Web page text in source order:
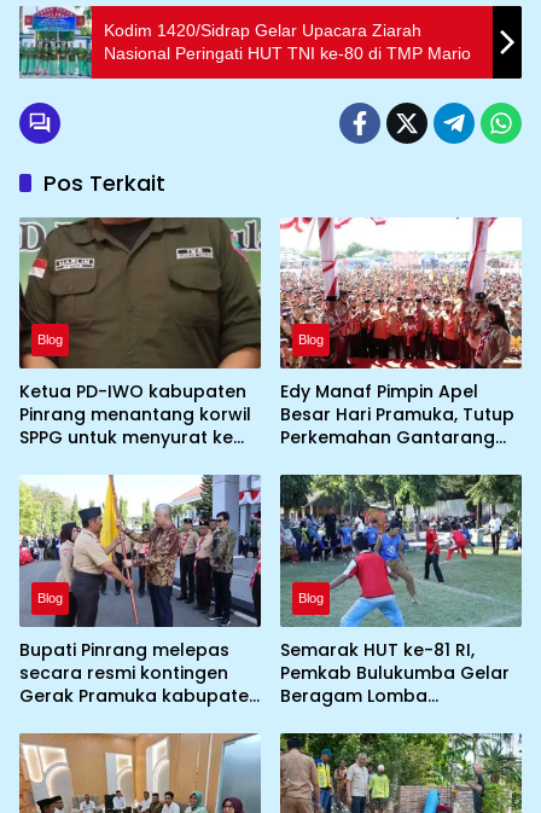
Kodim 1420/Sidrap Gelar Upacara Ziarah
Nasional Peringati HUT TNI ke-80 di TMP Mario
Pos Terkait
Blog
Ketua PD-IWO kabupaten
Pinrang menantang korwil
SPPG untuk menyurat ke
yang tidak memenuhi
syarat standar dan
persyaratan teknis
Blog
Edy Manaf Pimpin Apel
Besar Hari Pramuka, Tutup
Perkemahan Gantarang
Jamnas XII 2026
Blog
Bupati Pinrang melepas
secara resmi kontingen
Gerak Pramuka kabupaten
Nasional ke XII kebumi
perkemahan Cibubur
Blog
Semarak HUT ke-81 RI,
Pemkab Bulukumba Gelar
Beragam Lomba
Olahraga